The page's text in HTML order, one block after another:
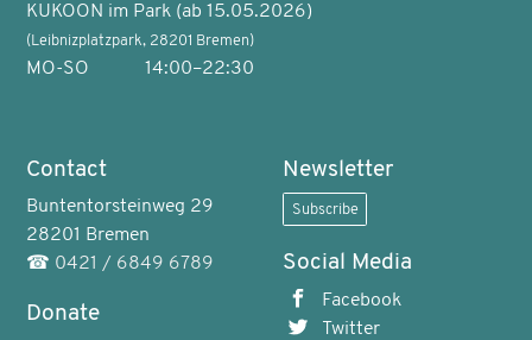
KUKOON im Park (ab 15.05.2026)
(Leibnizplatzpark, 28201 Bremen)
MO-SO 14:00–22:30
Contact
Buntentorsteinweg 29
28201 Bremen
☎ 0421 / 6849 6789
Donate
Newsletter
Subscribe
Social Media
Facebook
Twitter